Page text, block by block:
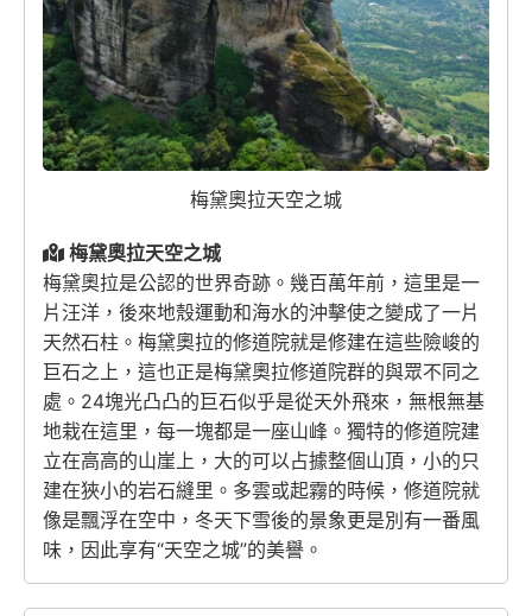
梅黛奧拉天空之城
梅黛奧拉天空之城
梅黛奧拉是公認的世界奇跡。幾百萬年前，這里是一
片汪洋，後來地殼運動和海水的沖擊使之變成了一片
天然石柱。梅黛奧拉的修道院就是修建在這些險峻的
巨石之上，這也正是梅黛奧拉修道院群的與眾不同之
處。24塊光凸凸的巨石似乎是從天外飛來，無根無基
地栽在這里，每一塊都是一座山峰。獨特的修道院建
立在高高的山崖上，大的可以占據整個山頂，小的只
建在狹小的岩石縫里。多雲或起霧的時候，修道院就
像是飄浮在空中，冬天下雪後的景象更是別有一番風
味，因此享有“天空之城”的美譽。